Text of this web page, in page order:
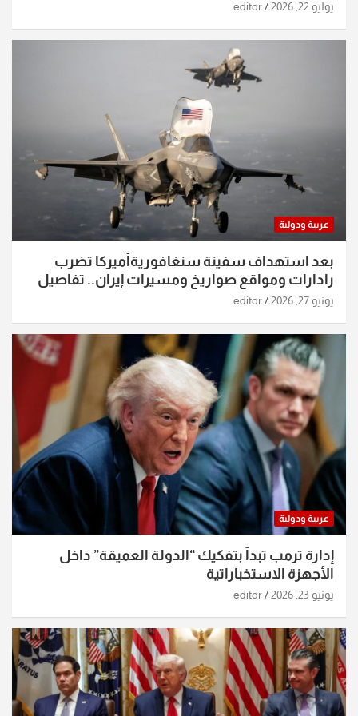
يوليو 22, 2026 editor
عربية ودولية
بعد استهداف سفينة سنغافوريةأميركا تضرب
رادارات ومواقع صواريخ ومسيرات إيران.. تفاصيل
الساعات الماضية
يونيو 27, 2026 editor
عربية ودولية
إدارة ترمب تبدأ بتفكيك “الدولة العميقة” داخل
الأجهزة الاستخباراتية
يونيو 23, 2026 editor